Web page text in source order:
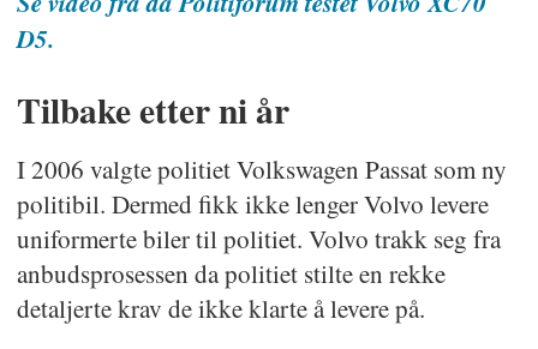
D5.
Tilbake etter ni år
I 2006 valgte politiet Volkswagen Passat som ny
politibil. Dermed fikk ikke lenger Volvo levere
uniformerte biler til politiet. Volvo trakk seg fra
anbudsprosessen da politiet stilte en rekke
detaljerte krav de ikke klarte å levere på.